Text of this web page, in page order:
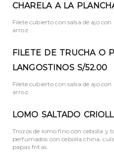
CHARELA A LA
Filete cubierto con salsa de ajo
arroz.
FILETE DE TRUCHA O
LANGOSTINOS S/52.00
Filete cubierto con salsa de ajo
arroz.
LOMO SALTADO
Trozos de lomo fino con cebolla y
perfumados con cebolla china,
papas fritas.